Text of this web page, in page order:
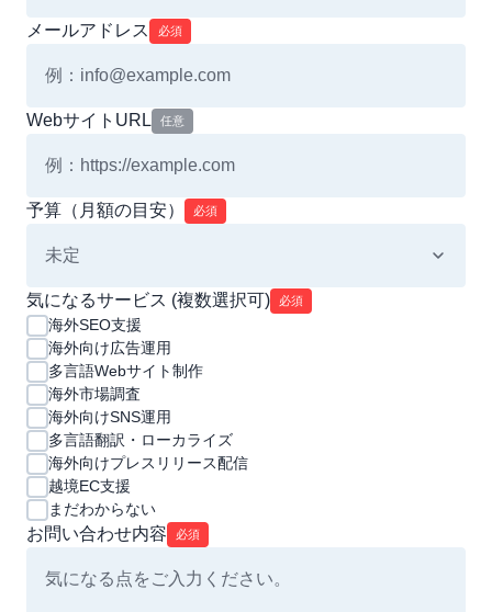
メールアドレス 必須
WebサイトURL 任意
予算（月額の目安） 必須
気になるサービス (複数選択可) 必須
海外SEO支援
海外向け広告運用
多言語Webサイト制作
海外市場調査
海外向けSNS運用
多言語翻訳・ローカライズ
海外向けプレスリリース配信
越境EC支援
まだわからない
お問い合わせ内容 必須